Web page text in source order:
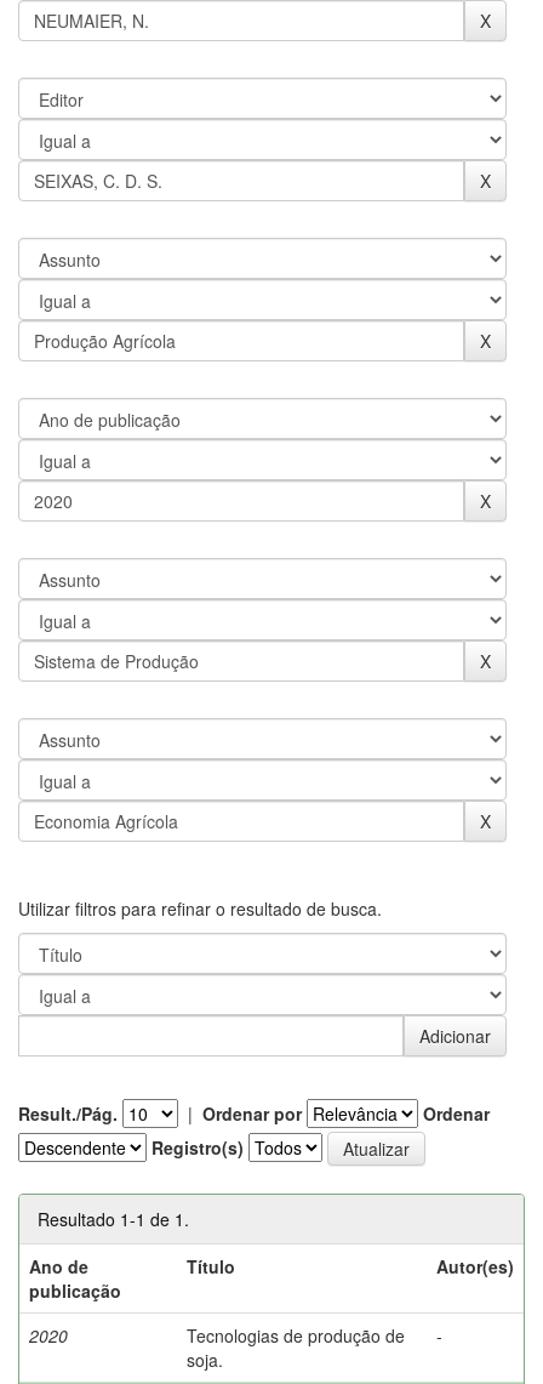
Utilizar filtros para refinar o resultado de busca.
Result./Pág. | Ordenar por
Ordenar
Registro(s)
Resultado 1-1 de 1.
Ano de
publicação
Título Autor(es)
2020
Tecnologias de produção de
soja.
-